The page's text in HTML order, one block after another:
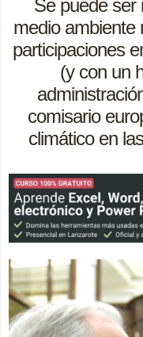
Se puede ser
medio ambiente
participaciones
(y con un
comisario
climático en